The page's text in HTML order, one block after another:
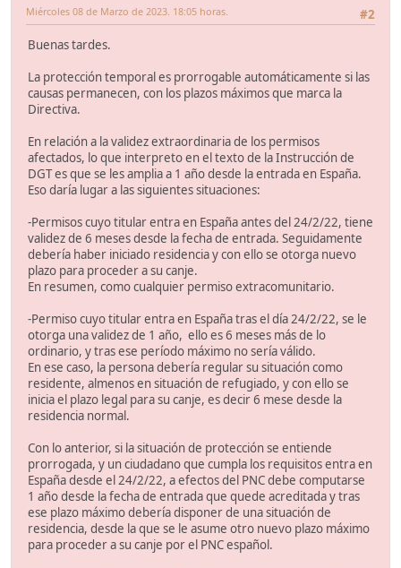
#2
Miércoles 08 de Marzo de 2023. 18:05 horas.
Buenas tardes.
La protección temporal es prorrogable automáticamente si las
causas permanecen, con los plazos máximos que marca la
Directiva.
En relación a la validez extraordinaria de los permisos
afectados, lo que interpreto en el texto de la Instrucción de
DGT es que se les amplia a 1 año desde la entrada en España.
Eso daría lugar a las siguientes situaciones:
-Permisos cuyo titular entra en España antes del 24/2/22, tiene
validez de 6 meses desde la fecha de entrada. Seguidamente
debería haber iniciado residencia y con ello se otorga nuevo
plazo para proceder a su canje.
En resumen, como cualquier permiso extracomunitario.
-Permiso cuyo titular entra en España tras el día 24/2/22, se le
otorga una validez de 1 año, ello es 6 meses más de lo
ordinario, y tras ese período máximo no sería válido.
En ese caso, la persona debería regular su situación como
residente, almenos en situación de refugiado, y con ello se
inicia el plazo legal para su canje, es decir 6 mese desde la
residencia normal.
Con lo anterior, si la situación de protección se entiende
prorrogada, y un ciudadano que cumpla los requisitos entra en
España desde el 24/2/22, a efectos del PNC debe computarse
1 año desde la fecha de entrada que quede acreditada y tras
ese plazo máximo debería disponer de una situación de
residencia, desde la que se le asume otro nuevo plazo máximo
para proceder a su canje por el PNC español.